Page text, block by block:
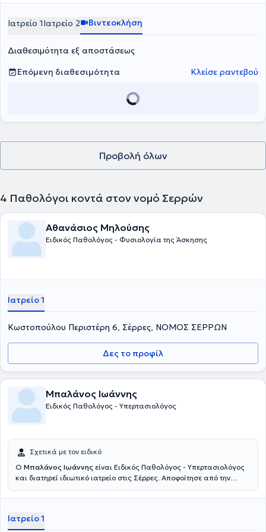
Ιατρείο 1Ιατρείο 2 Βιντεοκλήση
Διαθεσιμότητα εξ αποστάσεως
Επόμενη διαθεσιμότητα
Κλείσε ραντεβού
Προβολή όλων
4 Παθολόγοι κοντά στον νομό Σερρών
Αθανάσιος Μηλούσης
Ειδικός Παθολόγος - Φυσιολογία της Άσκησης
Ιατρείο 1
Κωστοπούλου Περιστέρη 6, Σέρρες, ΝΟΜΟΣ ΣΕΡΡΩΝ
Δες το προφίλ
Μπαλάνος Ιωάννης
Ειδικός Παθολόγος - Υπερτασιολόγος
Σχετικά με τον ειδικό
Ο Μπαλάνος Ιωάννης είναι Ειδικός Παθολόγος - Υπερτασιολόγος
και διατηρεί ιδιωτικό ιατρείο στις Σέρρες. Αποφοίτησε από την
ολοκλήρωσε την ειδικότητά του στην Α΄ Παθολογική Κλινική του
Κλινική του Γενικού Νοσοκομείου Θεσσαλονίκης "Ιπποκράτειο".
Ιατρείο 1